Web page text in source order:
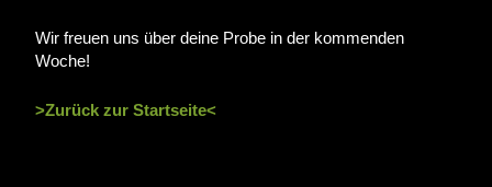
Wir freuen uns über deine Probe in der kommenden
Woche!
>Zurück zur Startseite<